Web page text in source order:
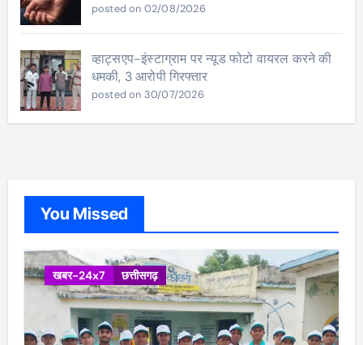
posted on 02/08/2026
व्हाट्सएप-इंस्टाग्राम पर न्यूड फोटो वायरल करने की
धमकी, 3 आरोपी गिरफ्तार
posted on 30/07/2026
You Missed
खबर-24x7 छत्तीसगढ़